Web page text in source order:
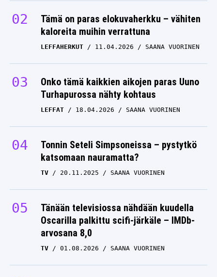
Tämä on paras elokuvaherkku – vähiten
kaloreita muihin verrattuna
LEFFAHERKUT 11.04.2026 SAANA VUORINEN
Onko tämä kaikkien aikojen paras Uuno
Turhapurossa nähty kohtaus
LEFFAT 18.04.2026 SAANA VUORINEN
Tonnin Seteli Simpsoneissa – pystytkö
katsomaan nauramatta?
TV 20.11.2025 SAANA VUORINEN
Tänään televisiossa nähdään kuudella
Oscarilla palkittu scifi-järkäle – IMDb-
arvosana 8,0
TV 01.08.2026 SAANA VUORINEN